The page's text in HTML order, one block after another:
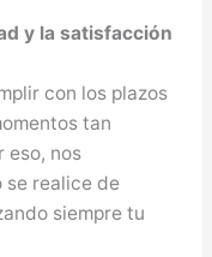
y la satisfacción
con los plazos
tan
eso, nos
se realice de
siempre tu